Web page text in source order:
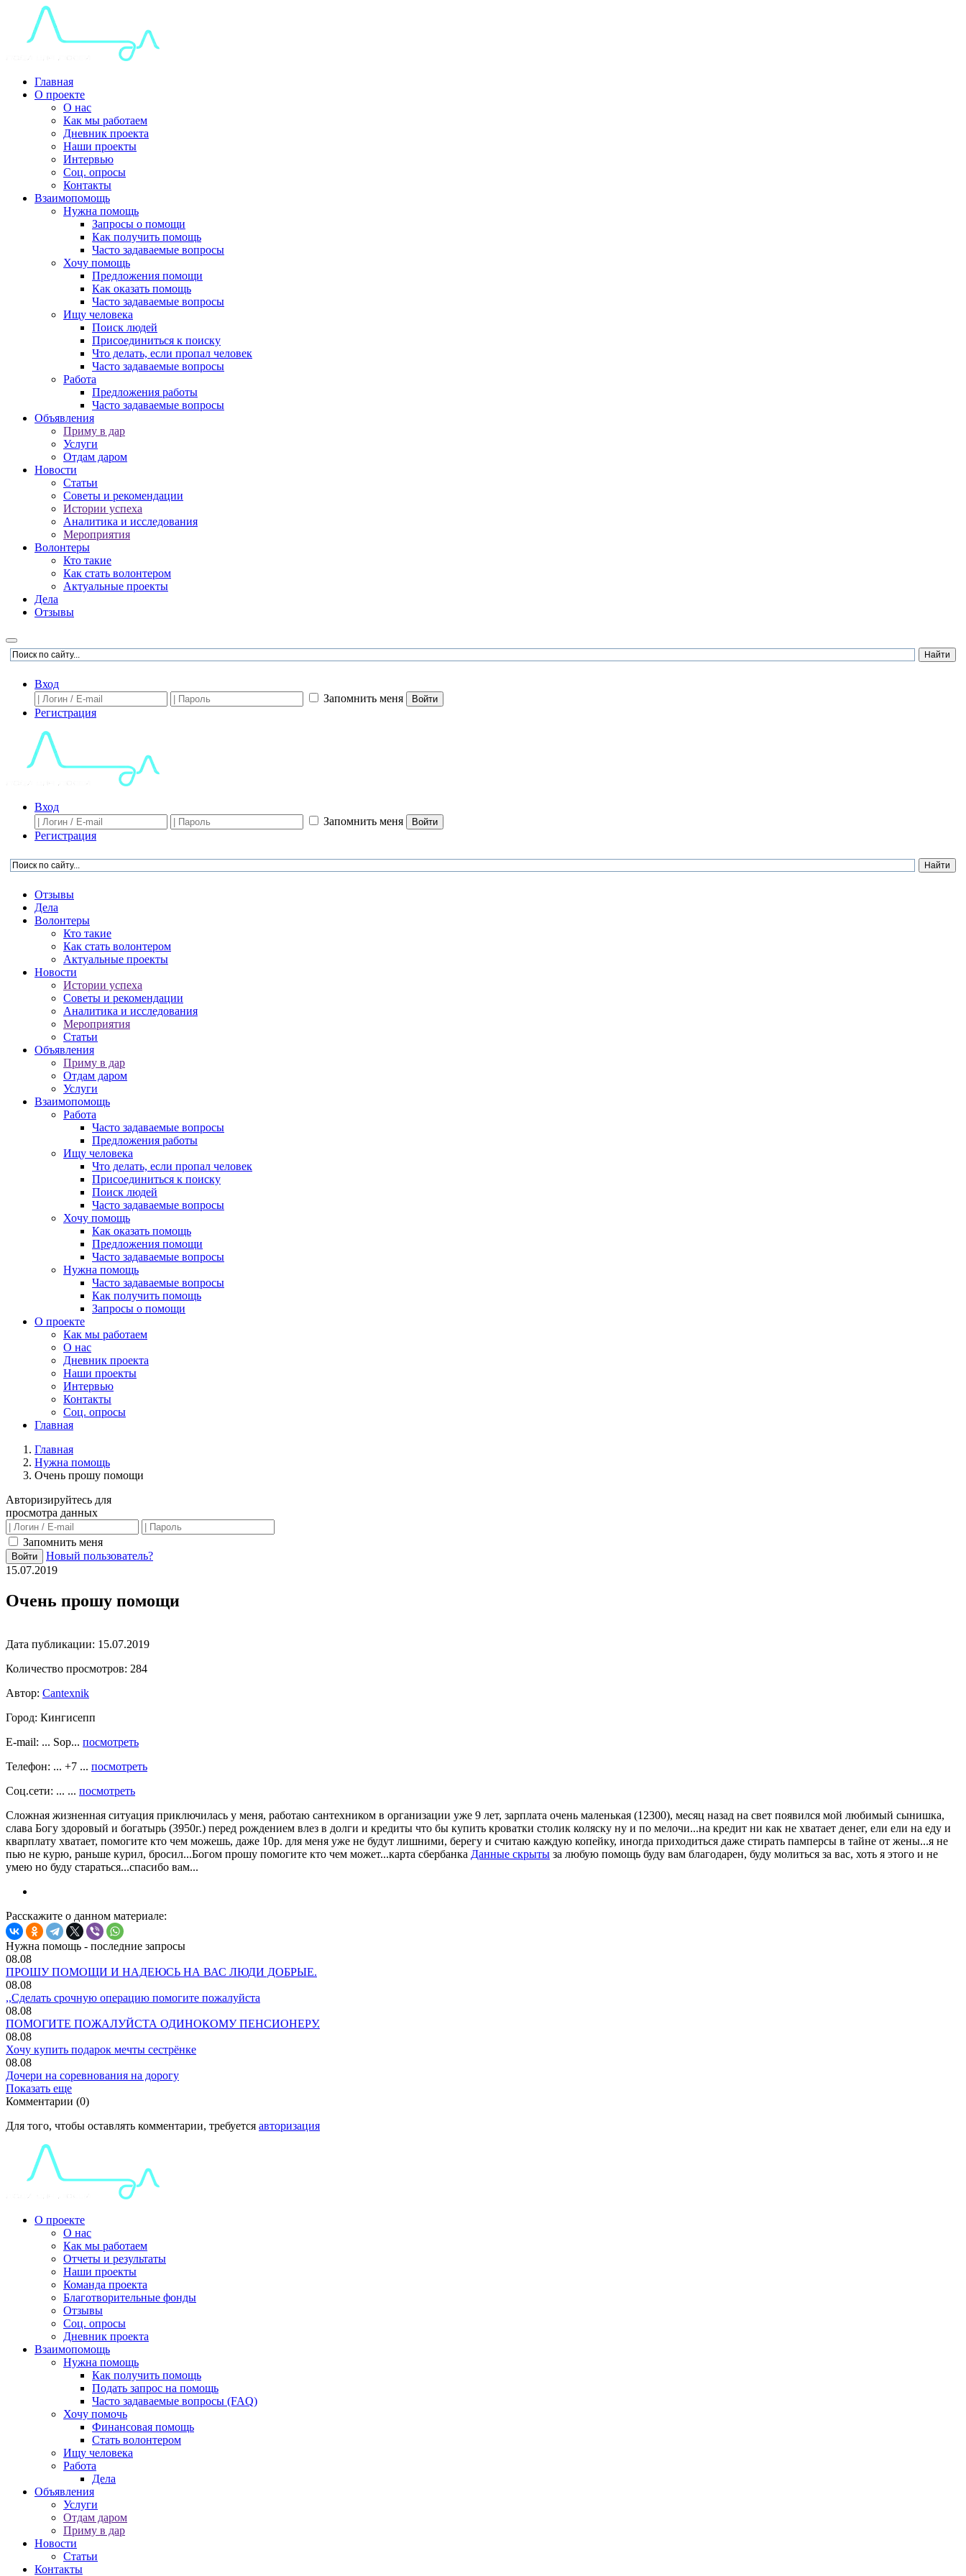
Главная
О проекте
О нас
Как мы работаем
Дневник проекта
Наши проекты
Интервью
Соц. опросы
Контакты
Взаимопомощь
Нужна помощь
Запросы о помощи
Как получить помощь
Часто задаваемые вопросы
Хочу помощь
Предложения помощи
Как оказать помощь
Часто задаваемые вопросы
Ищу человека
Поиск людей
Присоединиться к поиску
Что делать, если пропал человек
Часто задаваемые вопросы
Работа
Предложения работы
Часто задаваемые вопросы
Объявления
Приму в дар
Услуги
Отдам даром
Новости
Статьи
Советы и рекомендации
Истории успеха
Аналитика и исследования
Мероприятия
Волонтеры
Кто такие
Как стать волонтером
Актуальные проекты
Дела
Отзывы
Вход
Запомнить меня
Войти
Регистрация
Вход
Запомнить меня
Войти
Регистрация
Отзывы
Дела
Волонтеры
Кто такие
Как стать волонтером
Актуальные проекты
Новости
Истории успеха
Советы и рекомендации
Аналитика и исследования
Мероприятия
Статьи
Объявления
Приму в дар
Отдам даром
Услуги
Взаимопомощь
Работа
Часто задаваемые вопросы
Предложения работы
Ищу человека
Что делать, если пропал человек
Присоединиться к поиску
Поиск людей
Часто задаваемые вопросы
Хочу помощь
Как оказать помощь
Предложения помощи
Часто задаваемые вопросы
Нужна помощь
Часто задаваемые вопросы
Как получить помощь
Запросы о помощи
О проекте
Как мы работаем
О нас
Дневник проекта
Наши проекты
Интервью
Контакты
Соц. опросы
Главная
Главная
Нужна помощь
Очень прошу помощи
Авторизируйтесь для
просмотра данных
Запомнить меня
Войти
Новый пользователь?
15.07.2019
Очень прошу помощи
Дата публикации: 15.07.2019
Количество просмотров: 284
Автор: Cantexnik
Город: Кингисепп
E-mail: ... Sop... посмотреть
Телефон: ... +7 ... посмотреть
Соц.сети: ... ... посмотреть
Сложная жизненная ситуация приключилась у меня, работаю сантехником в организации уже 9 лет, зарплата очень маленькая (12300), месяц назад на свет появился мой любимый сынишка,
слава Богу здоровый и богатырь (3950г.) перед рождением влез в долги и кредиты что бы купить кроватки столик коляску ну и по мелочи...на кредит ни как не хватает денег, ели ели на еду и
кварплату хватает, помогите кто чем можешь, даже 10р. для меня уже не будут лишними, берегу и считаю каждую копейку, иногда приходиться даже стирать памперсы в тайне от жены...я не
пью не курю, раньше курил, бросил...Богом прошу помогите кто чем может...карта сбербанка Данные скрыты за любую помощь буду вам благодарен, буду молиться за вас, хоть я этого и не
умею но буду стараться...спасибо вам...
Расскажите о данном материале:
Нужна помощь - последние запросы
08.08
ПРОШУ ПОМОЩИ И НАДЕЮСЬ НА ВАС ЛЮДИ ДОБРЫЕ.
08.08
,,Сделать срочную операцию помогите пожалуйста
08.08
ПОМОГИТЕ ПОЖАЛУЙСТА ОДИНОКОМУ ПЕНСИОНЕРУ.
08.08
Хочу купить подарок мечты сестрёнке
08.08
Дочери на соревнования на дорогу
Показать еще
Комментарии (0)
Для того, чтобы оставлять комментарии, требуется авторизация
О проекте
О нас
Как мы работаем
Отчеты и результаты
Наши проекты
Команда проекта
Благотворительные фонды
Отзывы
Соц. опросы
Дневник проекта
Взаимопомощь
Нужна помощь
Как получить помощь
Подать запрос на помощь
Часто задаваемые вопросы (FAQ)
Хочу помочь
Финансовая помощь
Стать волонтером
Ищу человека
Работа
Дела
Объявления
Услуги
Отдам даром
Приму в дар
Новости
Статьи
Контакты